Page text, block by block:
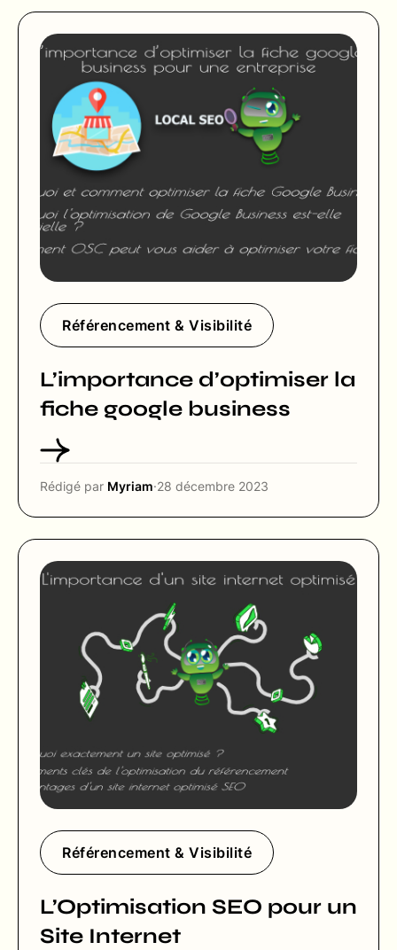
Référencement & Visibilité
L’importance d’optimiser la
fiche google business
Rédigé par Myriam·28 décembre 2023
Référencement & Visibilité
L’Optimisation SEO pour un
Site Internet